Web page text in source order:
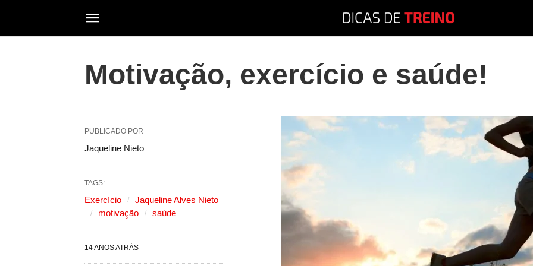
Motivação, exercício e saúde!
PUBLICADO POR
Jaqueline Nieto
TAGS:
Exercício
Jaqueline Alves Nieto
motivação
saúde
14 ANOS ATRÁS